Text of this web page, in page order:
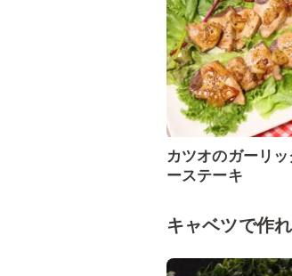
カツオのガーリッ
ーステーキ
キャベツで作